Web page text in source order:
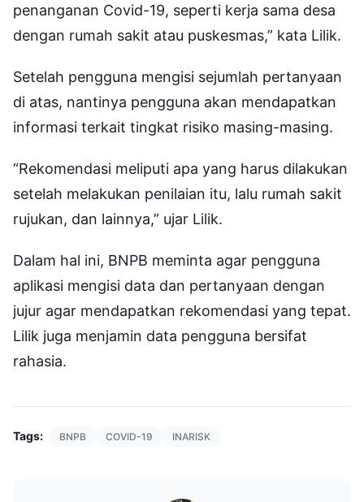
penanganan Covid-19, seperti kerja sama desa
dengan rumah sakit atau puskesmas,” kata Lilik.
Setelah pengguna mengisi sejumlah pertanyaan
di atas, nantinya pengguna akan mendapatkan
informasi terkait tingkat risiko masing-masing.
“Rekomendasi meliputi apa yang harus dilakukan
setelah melakukan penilaian itu, lalu rumah sakit
rujukan, dan lainnya,” ujar Lilik.
Dalam hal ini, BNPB meminta agar pengguna
aplikasi mengisi data dan pertanyaan dengan
jujur agar mendapatkan rekomendasi yang tepat.
Lilik juga menjamin data pengguna bersifat
rahasia.
Tags: BNPB COVID-19 INARISK